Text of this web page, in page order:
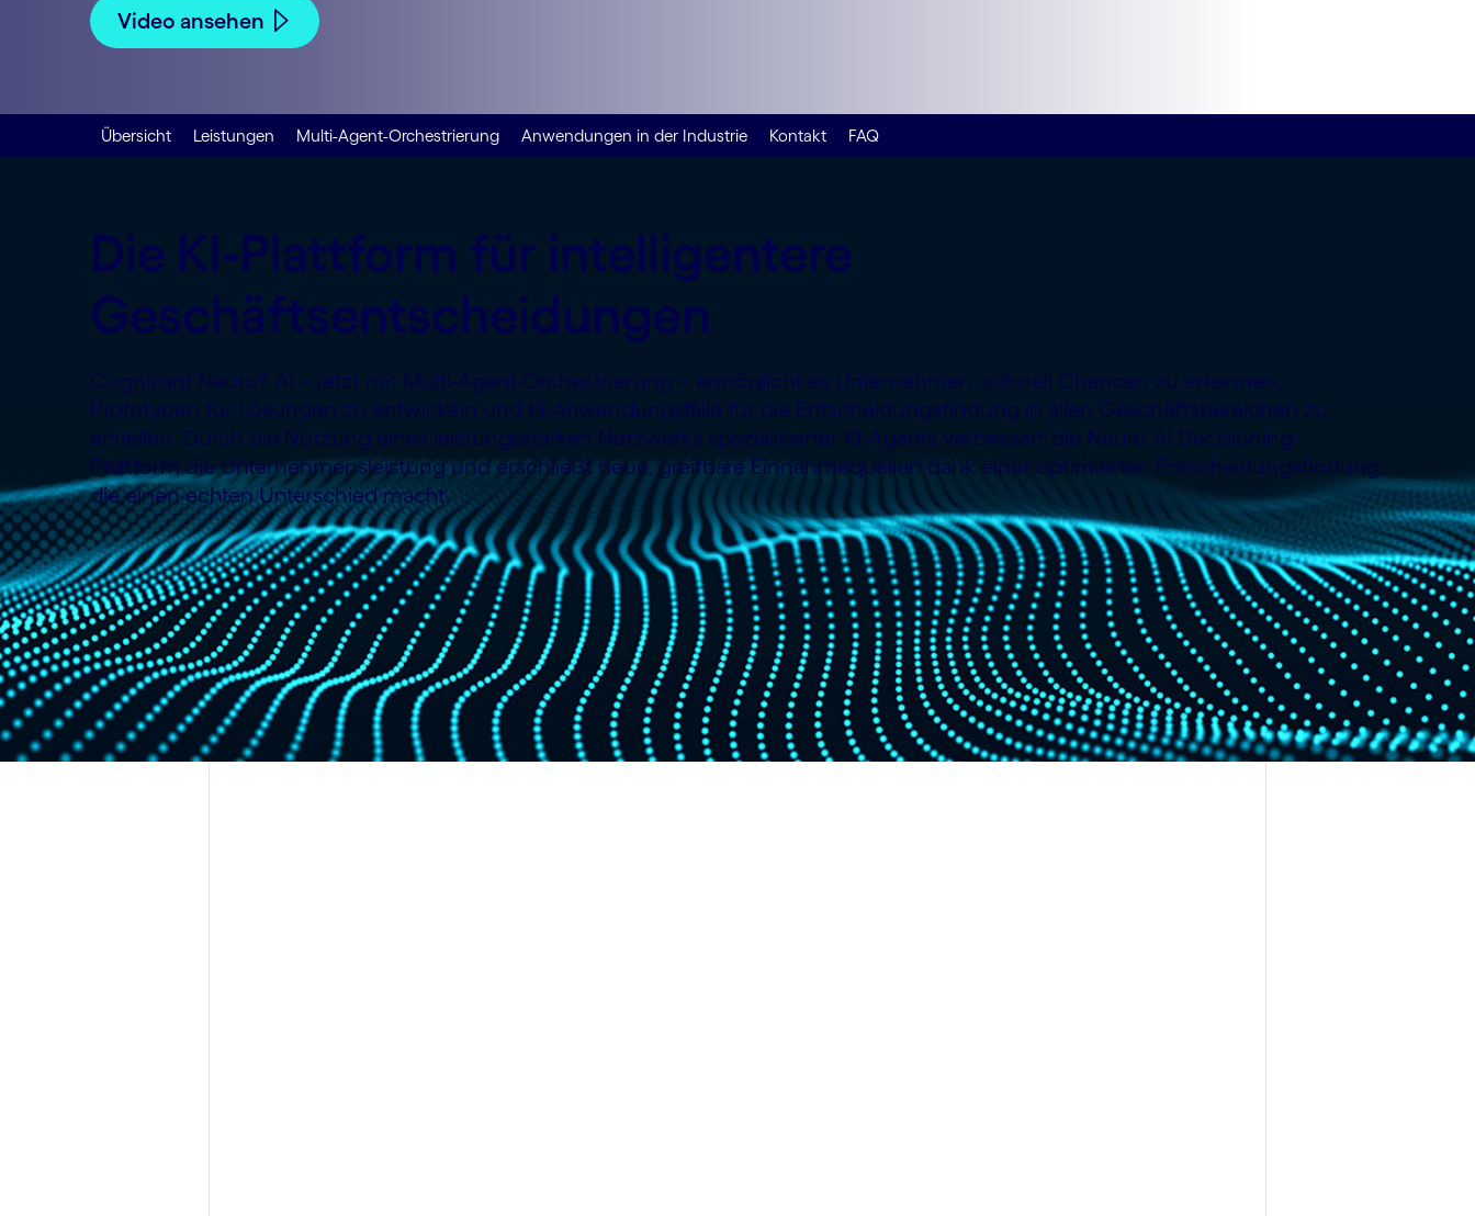
Video ansehen
Übersicht Leistungen Multi-Agent-Orchestrierung Anwendungen in der Industrie Kontakt FAQ
Die KI-Plattform für intelligentere
Geschäftsentscheidungen
Cognizant Neuro® AI – jetzt mit Multi-Agent-Orchestrierung – ermöglicht es Unternehmen, schnell Chancen zu erkennen,
Prototypen für Lösungen zu entwickeln und KI-Anwendungsfälle für die Entscheidungsfindung in allen Geschäftsbereichen zu
erstellen. Durch die Nutzung eines leistungsstarken Netzwerks spezialisierter KI-Agents verbessert die Neuro AI Decisioning-
Plattform die Unternehmensleistung und erschließt neue, greifbare Einnahmequellen dank einer optimierten Entscheidungsfindung,
die einen echten Unterschied macht.